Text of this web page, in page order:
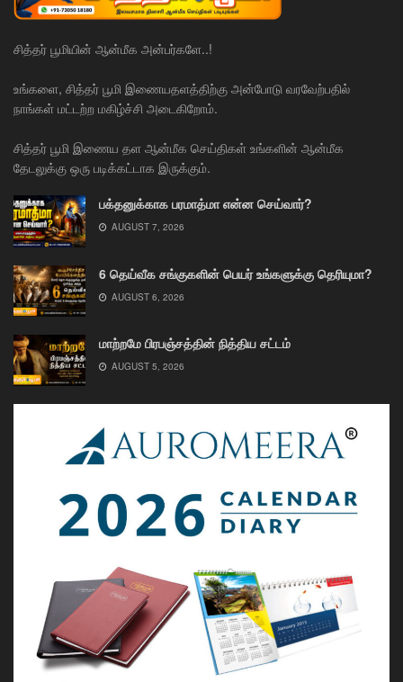
சித்தர் பூமியின் ஆன்மீக அன்பர்களே..!
உங்களை, சித்தர் பூமி இணையதளத்திற்கு அன்போடு வரவேற்பதில்
நாங்கள் மட்டற்ற மகிழ்ச்சி அடைகிறோம்.
சித்தர் பூமி இணைய தள ஆன்மீக செய்திகள் உங்களின் ஆன்மீக
தேடலுக்கு ஒரு படிக்கட்டாக இருக்கும்.
பக்தனுக்காக பரமாத்மா என்ன செய்வார்?
AUGUST 7, 2026
6 தெய்வீக சங்குகளின் பெயர் உங்களுக்கு தெரியுமா?
AUGUST 6, 2026
மாற்றமே பிரபஞ்சத்தின் நித்திய சட்டம்
AUGUST 5, 2026